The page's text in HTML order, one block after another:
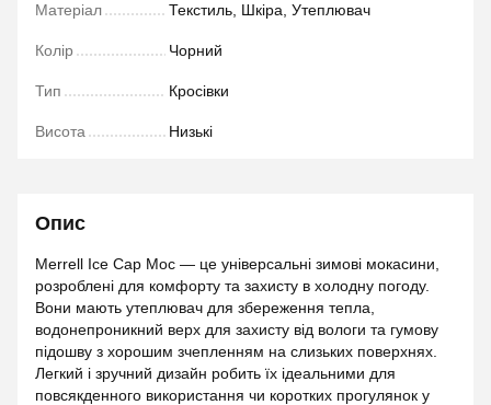
Матеріал Текстиль, Шкіра, Утеплювач
Колір Чорний
Тип Кросівки
Висота Низькі
Опис
Merrell Ice Cap Moc — це універсальні зимові мокасини,
розроблені для комфорту та захисту в холодну погоду.
Вони мають утеплювач для збереження тепла,
водонепроникний верх для захисту від вологи та гумову
підошву з хорошим зчепленням на слизьких поверхнях.
Легкий і зручний дизайн робить їх ідеальними для
повсякденного використання чи коротких прогулянок у